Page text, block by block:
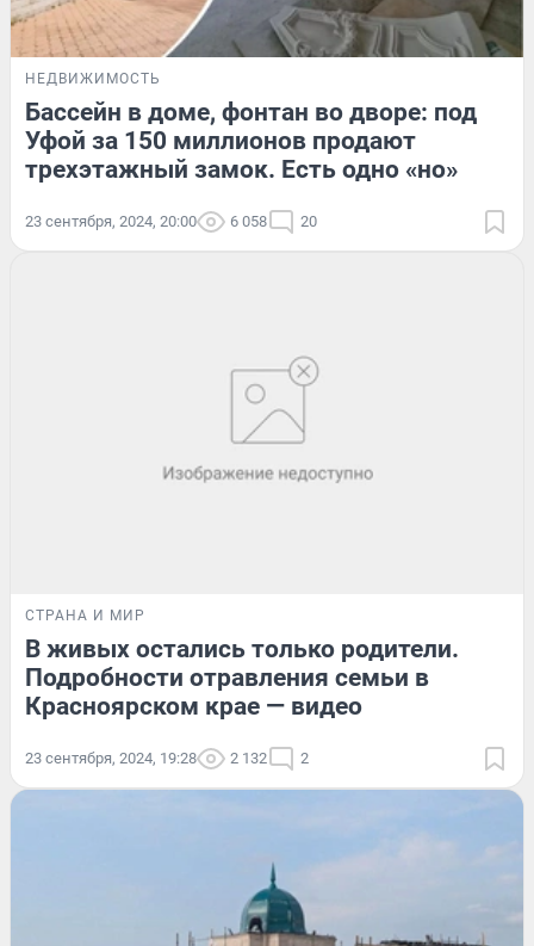
НЕДВИЖИМОСТЬ
Бассейн в доме, фонтан во дворе: под
Уфой за 150 миллионов продают
трехэтажный замок. Есть одно «но»
23 сентября, 2024, 20:00 6 058 20
СТРАНА И МИР
В живых остались только родители.
Подробности отравления семьи в
Красноярском крае — видео
23 сентября, 2024, 19:28 2 132 2